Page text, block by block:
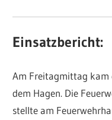
Einsatzbericht:
Am Freitagmittag kam
dem Hagen. Die
stellte am